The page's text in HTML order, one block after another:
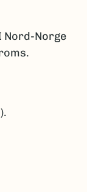
Nord-Norge